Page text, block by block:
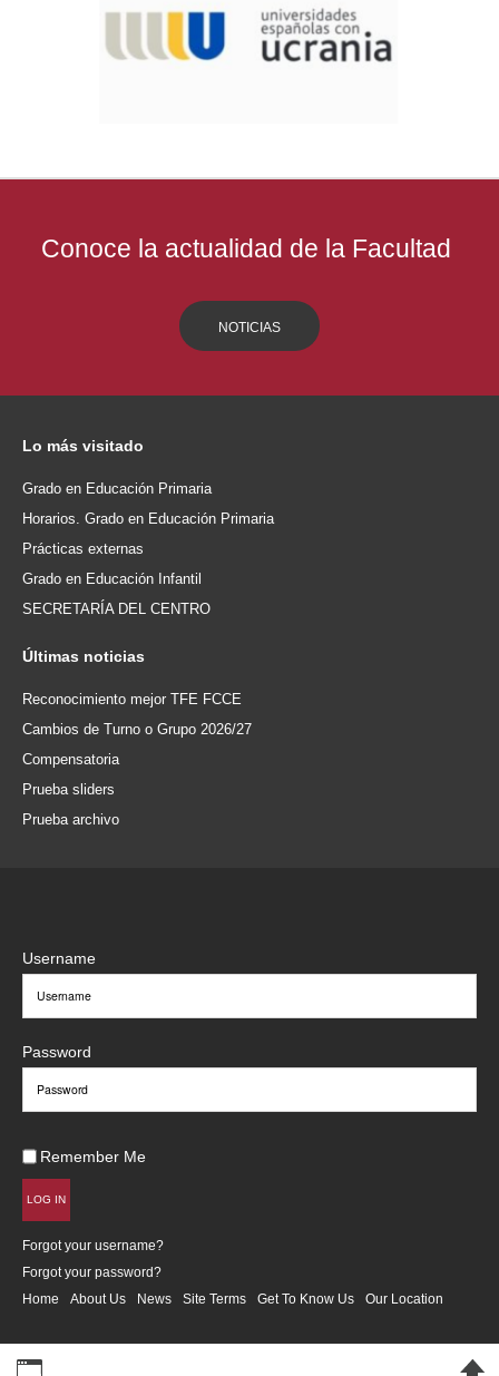
Conoce la actualidad de la Facultad
NOTICIAS
Lo más visitado
Grado en Educación Primaria
Horarios. Grado en Educación Primaria
Prácticas externas
Grado en Educación Infantil
SECRETARÍA DEL CENTRO
Últimas noticias
Reconocimiento mejor TFE FCCE
Cambios de Turno o Grupo 2026/27
Compensatoria
Prueba sliders
Prueba archivo
Username
Password
Remember Me
LOG IN
Forgot your username?
Forgot your password?
Home
About Us News Site Terms Get To Know Us Our Location